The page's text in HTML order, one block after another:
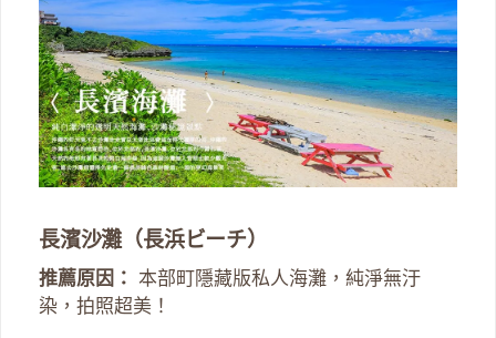
長濱沙灘（長浜ビーチ）
推薦原因： 本部町隱藏版私人海灘，純淨無汙
染，拍照超美！